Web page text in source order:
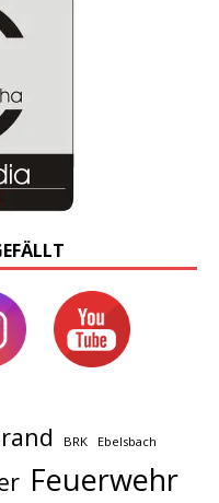
BRK Ebelsbach
Feuerwehr